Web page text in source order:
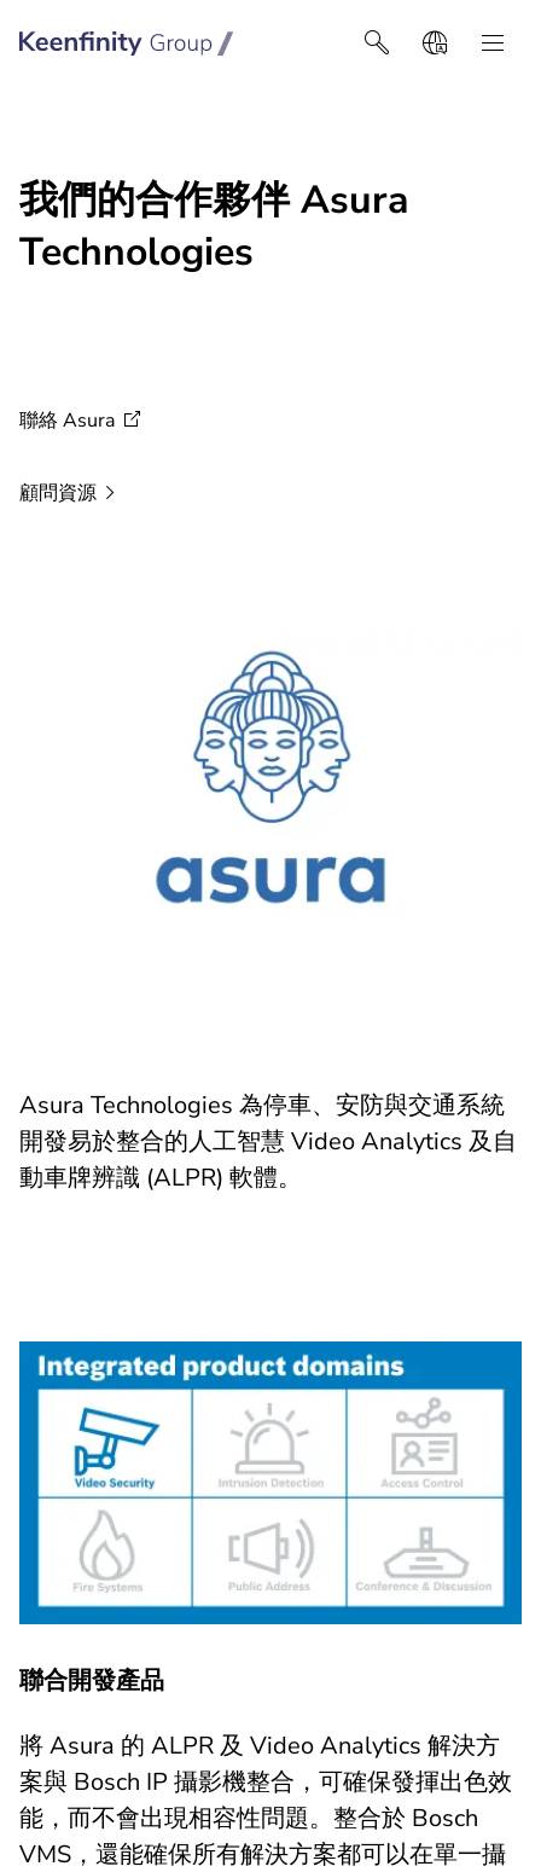
Keenfinity Group智能建筑技术
我們的合作夥伴 Asura
Technologies
聯絡Asura
顧問資源
Asura Technologies 為停車、安防與交通系統
開發易於整合的人工智慧 Video Analytics 及自
動車牌辨識 (ALPR) 軟體。
聯合開發產品
將 Asura 的 ALPR 及 Video Analytics 解決方
案與 Bosch IP 攝影機整合，可確保發揮出色效
能，而不會出現相容性問題。整合於 Bosch
VMS，還能確保所有解決方案都可以在單一攝